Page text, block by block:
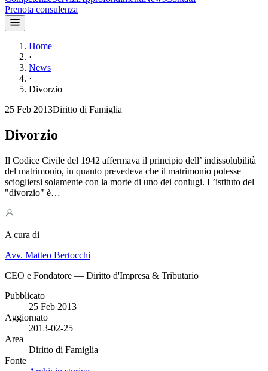
Prenota consulenza
Home
·
News
·
Divorzio
25 Feb 2013Diritto di Famiglia
Divorzio
Il Codice Civile del 1942 affermava il principio dell’ indissolubilità
del matrimonio, in quanto prevedeva che il matrimonio potesse
sciogliersi solamente con la morte di uno dei coniugi. L’istituto del
"divorzio" è…
A cura di
Avv. Matteo Bertocchi
CEO e Fondatore — Diritto d'Impresa & Tributario
Pubblicato
25 Feb 2013
Aggiornato
2013-02-25
Area
Diritto di Famiglia
Fonte